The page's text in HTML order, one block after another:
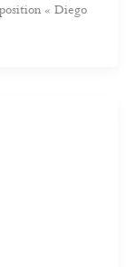
« Diego